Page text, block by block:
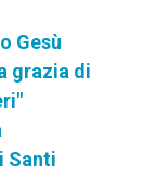
Gesù
grazia di
Santi